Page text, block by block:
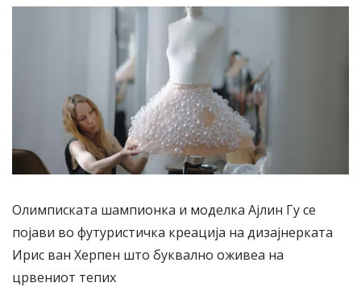
Oлимписката шампионка и моделка Ајлин Гу се
појави во футуристичка креација на дизајнерката
Ирис ван Херпен што буквално оживеа на
црвениот тепих